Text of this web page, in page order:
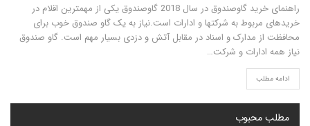
راهنمای خرید گاوصندوق در سال 2018 گاوصندوق یکی از مهمترین اقلام در
به شرکتها و ادارات است.نیاز به یک گاو صندوق خوب برای
مدارک و اسناد در مقابل آتش و دزدی بسیار مهم است. گاو صندوق
و شرکت…